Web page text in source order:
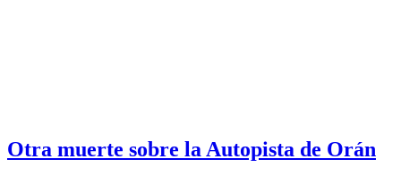
Otra muerte sobre la Autopista de Orán